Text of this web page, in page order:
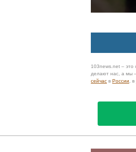
103news.net – это
делают нас, а мы
сейчас в России , в